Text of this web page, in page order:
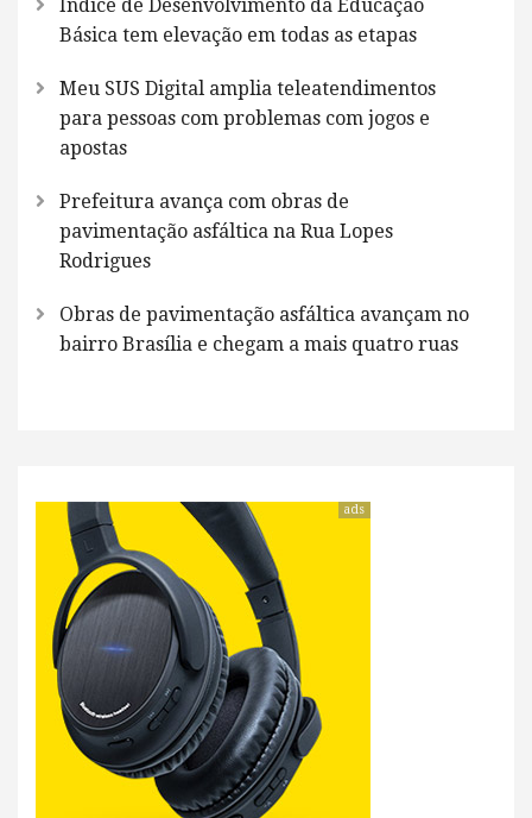
Índice de Desenvolvimento da Educação
Básica tem elevação em todas as etapas
Meu SUS Digital amplia teleatendimentos
para pessoas com problemas com jogos e
apostas
Prefeitura avança com obras de
pavimentação asfáltica na Rua Lopes
Rodrigues
Obras de pavimentação asfáltica avançam no
bairro Brasília e chegam a mais quatro ruas
ads